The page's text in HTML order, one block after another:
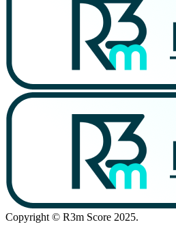
Copyright © R3m Score 2025.